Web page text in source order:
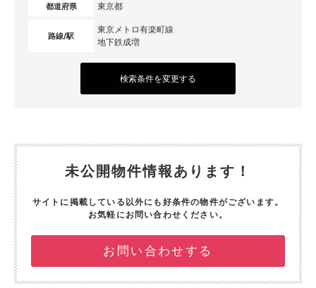
都道府県 東京都
路線/駅
東京メトロ有楽町線
地下鉄成増
検索条件を変更する
未公開物件情報あります！
サイトに掲載している以外にも好条件の物件がございます。
お気軽にお問い合わせください。
お問い合わせする